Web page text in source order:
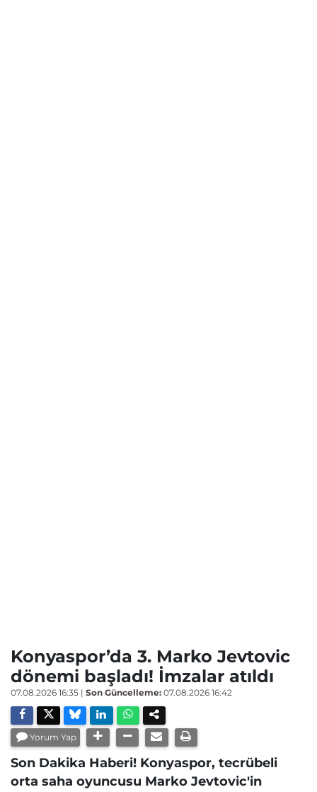
Konyaspor’da 3. Marko Jevtovic
dönemi başladı! İmzalar atıldı
07.08.2026 16:35 | Son Güncelleme: 07.08.2026 16:42
Yorum Yap
Son Dakika Haberi! Konyaspor, tecrübeli
orta saha oyuncusu Marko Jevtovic'in